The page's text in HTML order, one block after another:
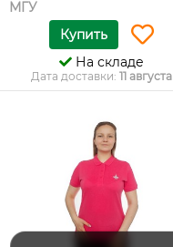
МГУ
Купить
На складе
Дата доставки: 11 августа